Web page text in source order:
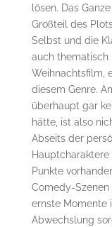
lösen. Das
Großteil des
Selbst und die
auch thematisch
Weihnachtsfilm,
diesem Genre.
überhaupt gar
hätte, ist also
Abseits der
Punkte
Comedy-
ernste Momente
Abwechslung